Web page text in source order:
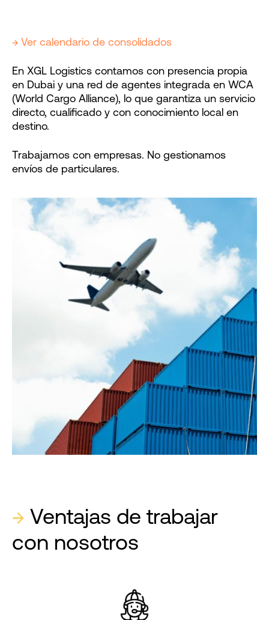
→ Ver calendario de consolidados
En XGL Logistics contamos con presencia propia
en Dubai y una red de agentes integrada en WCA
(World Cargo Alliance), lo que garantiza un servicio
directo, cualificado y con conocimiento local en
destino.
Trabajamos con empresas. No gestionamos
envíos de particulares.
→ Ventajas de trabajar
con nosotros